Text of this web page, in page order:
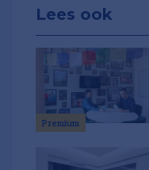
Lees ook
Premium